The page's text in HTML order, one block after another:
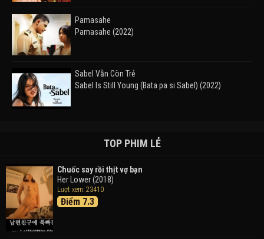
Pamasahe
Pamasahe (2022)
Sabel Vẫn Còn Trẻ
Sabel Is Still Young (Bata pa si Sabel) (2022)
Takas (2024)
Thám Tử Lừng Danh Conan 26: Tàu Ngầm Sắt Màu
Đen
Detective Conan: Black Iron Submarine (2023)
TOP PHIM LẺ
Chuốc say rồi thịt vợ bạn
Her Lower (2018)
Lượt xem: 23410
Điểm 7.3